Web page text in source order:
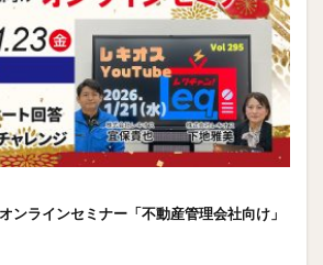
ンラインセミナー「不動産管理会社向け」